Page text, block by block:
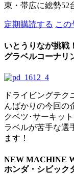
東・帯広に総勢52
定期購読する この
いとうりなが挑戦！
グラベルコーナリ
ドライビングテ
んばかりの今回の
クベツ･サーキッ
ラベルが苦手な選
ます！
NEW MACHINE
ホンダ・シビック